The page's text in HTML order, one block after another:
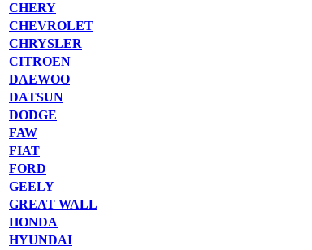
CHERY
CHEVROLET
CHRYSLER
CITROEN
DAEWOO
DATSUN
DODGE
FAW
FIAT
FORD
GEELY
GREAT WALL
HONDA
HYUNDAI